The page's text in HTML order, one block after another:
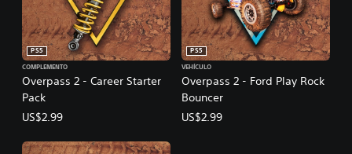
Overpass 2 - Career Starter
Pack
PS5
COMPLEMENTO
US$2.99
Overpass 2 - Ford Play Rock
Bouncer
PS5
VEHÍCULO
US$2.99